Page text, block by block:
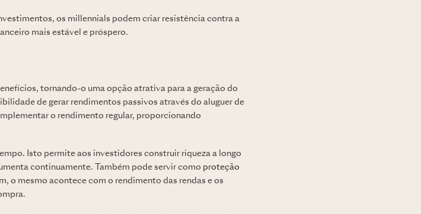
os millennials podem criar resistência contra a
mais estável e próspero.
tornando-o uma opção atrativa para a geração do
de gerar rendimentos passivos através do aluguer de
o rendimento regular, proporcionando
Isto permite aos investidores construir riqueza a longo
continuamente. Também pode servir como proteção
o mesmo acontece com o rendimento das rendas e os